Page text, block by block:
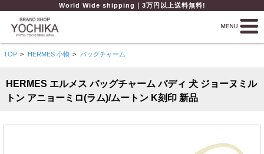
World Wide shipping｜3万円以上送料無料!
TOP > HERMES 小物 > バッグチャーム
HERMES エルメス バッグチャーム バディ 犬 ジョーヌミル
トン アニョーミロ(ラム)/ムートン K刻印 新品